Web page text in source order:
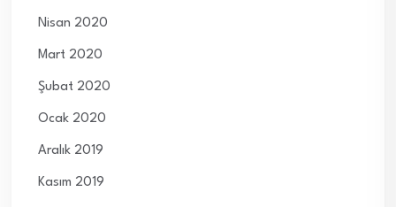
Nisan 2020
Mart 2020
Şubat 2020
Ocak 2020
Aralık 2019
Kasım 2019